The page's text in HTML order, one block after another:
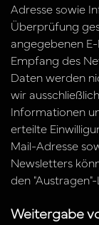
Adresse sowie
Überprüfung
angegebenen
Empfang des
Daten werden
wir
Informationen
erteilte
Mail-Adresse
Newsletters
den
Weitergabe